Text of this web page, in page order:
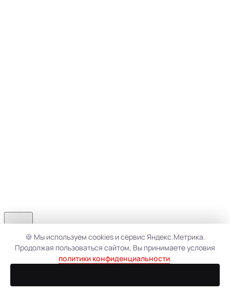
🍪 Мы используем cookies и сервис Яндекс.Метрика.
Продолжая пользоваться сайтом, Вы принимаете условия
политики конфиденциальности.